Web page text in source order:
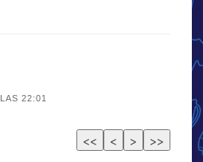
22:01